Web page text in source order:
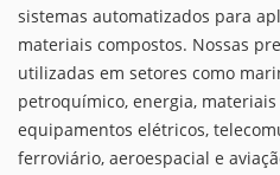
sistemas automatizados para
materiais compostos. Nossas
utilizadas em setores como
petroquímico, energia,
equipamentos elétricos,
ferroviário, aeroespacial e